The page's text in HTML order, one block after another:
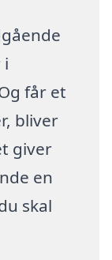
i
får et
bliver
giver
en
skal